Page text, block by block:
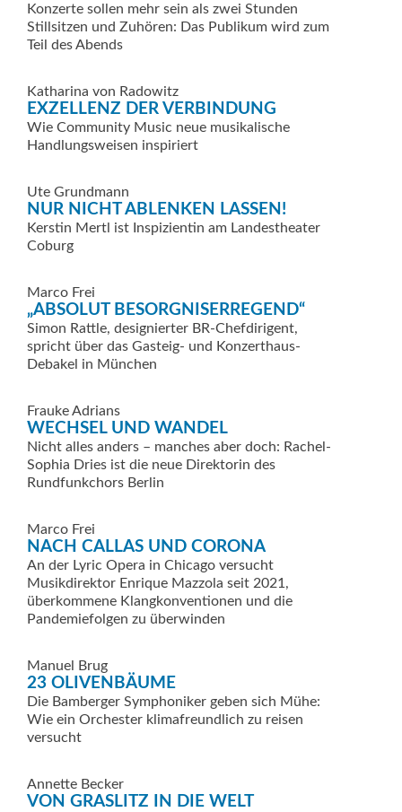
Konzerte sollen mehr sein als zwei Stunden
Stillsitzen und Zuhören: Das Publikum wird zum
Teil des Abends
Katharina von Radowitz
EXZELLENZ DER ­VERBINDUNG
Wie Community Music neue musikalische
Handlungsweisen inspiriert
Ute Grundmann
NUR NICHT ABLENKEN LASSEN!
Kerstin Mertl ist Inspizientin am Landestheater
Coburg
Marco Frei
„ABSOLUT BESORGNISERREGEND“
Simon Rattle, designierter BR-Chefdirigent,
spricht über das Gasteig- und Konzerthaus-
Debakel in München
Frauke Adrians
WECHSEL UND WANDEL
Nicht alles anders – manches aber doch: Rachel-
Sophia Dries ist die neue Direktorin des
Rundfunkchors Berlin
Marco Frei
NACH CALLAS UND CORONA
An der Lyric Opera in Chicago versucht
Musikdirektor Enrique Mazzola seit 2021,
überkommene Klang­konventionen und die
Pandemiefolgen zu überwinden
Manuel Brug
23 OLIVENBÄUME
Die Bamberger Symphoniker geben sich Mühe:
Wie ein Orchester klimafreundlich zu reisen
versucht
Annette Becker
VON GRASLITZ IN DIE WELT